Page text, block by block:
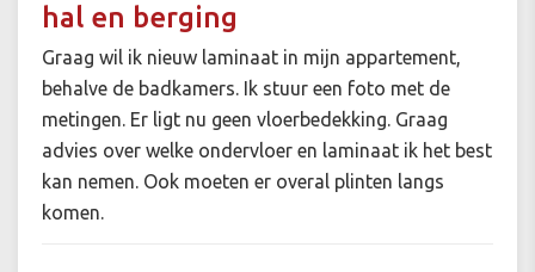
hal en berging
Graag wil ik nieuw laminaat in mijn appartement,
behalve de badkamers. Ik stuur een foto met de
metingen. Er ligt nu geen vloerbedekking. Graag
advies over welke ondervloer en laminaat ik het best
kan nemen. Ook moeten er overal plinten langs
komen.